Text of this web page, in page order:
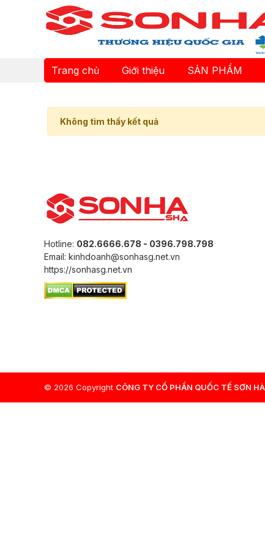
Trang chủ Giới thiệu SẢN PHẨM
Không tìm thấy kết quả
Hotline: 082.6666.678 - 0396.798.798
Email: kinhdoanh@sonhasg.net.vn
https://sonhasg.net.vn
© 2026 Copyright CÔNG TY CỔ PHẦN QUỐC TẾ SƠN HÀ